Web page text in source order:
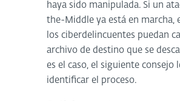
haya sido manipulada. Si un
the-Middle ya está en marcha,
los ciberdelincuentes puedan
archivo de destino que se
es el caso, el siguiente consejo
identificar el proceso.